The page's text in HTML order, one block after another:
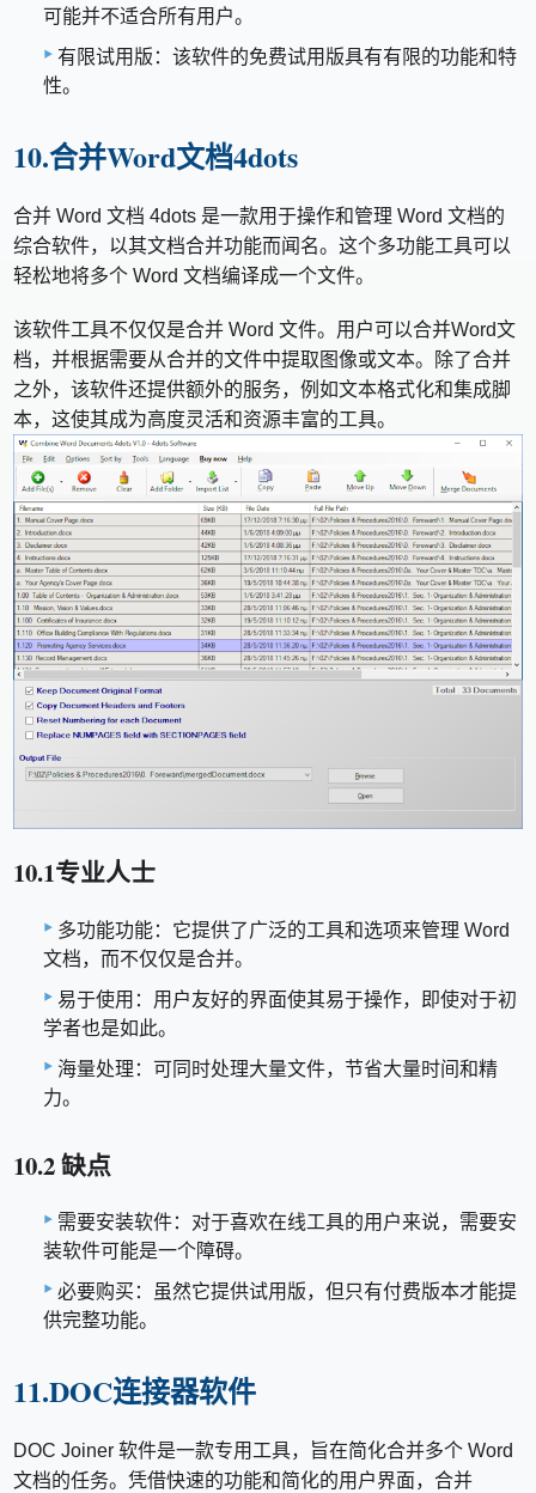
可能并不适合所有用户。
有限试用版：该软件的免费试用版具有有限的功能和特
性。
10.合并Word文档4dots
合并 Word 文档 4dots 是一款用于操作和管理 Word 文档的
综合软件，以其文档合并功能而闻名。这个多功能工具可以
轻松地将多个 Word 文档编译成一个文件。
该软件工具不仅仅是合并 Word 文件。用户可以合并Word文
档，并根据需要从合并的文件中提取图像或文本。除了合并
之外，该软件还提供额外的服务，例如文本格式化和集成脚
本，这使其成为高度灵活和资源丰富的工具。
10.1专业人士
多功能功能：它提供了广泛的工具和选项来管理 Word
文档，而不仅仅是合并。
易于使用：用户友好的界面使其易于操作，即使对于初
学者也是如此。
海量处理：可同时处理大量文件，节省大量时间和精
力。
10.2 缺点
需要安装软件：对于喜欢在线工具的用户来说，需要安
装软件可能是一个障碍。
必要购买：虽然它提供试用版，但只有付费版本才能提
供完整功能。
11.DOC连接器软件
DOC Joiner 软件是一款专用工具，旨在简化合并多个 Word
文档的任务。凭借快速的功能和简化的用户界面，合并